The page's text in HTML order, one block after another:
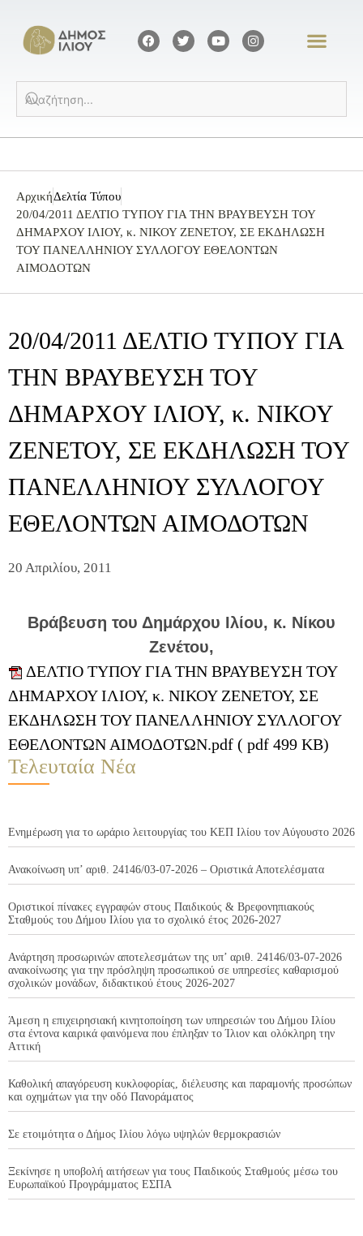
ΑρχικήΔελτία Τύπου
20/04/2011 ΔΕΛΤΙΟ ΤΥΠΟΥ ΓΙΑ ΤΗΝ ΒΡΑΥΒΕΥΣΗ ΤΟΥ
ΔΗΜΑΡΧΟΥ ΙΛΙΟΥ, κ. ΝΙΚΟΥ ΖΕΝΕΤΟΥ, ΣΕ ΕΚΔΗΛΩΣΗ
ΤΟΥ ΠΑΝΕΛΛΗΝΙΟΥ ΣΥΛΛΟΓΟΥ ΕΘΕΛΟΝΤΩΝ
ΑΙΜΟΔΟΤΩΝ
20/04/2011 ΔΕΛΤΙΟ ΤΥΠΟΥ ΓΙΑ
ΤΗΝ ΒΡΑΥΒΕΥΣΗ ΤΟΥ
ΔΗΜΑΡΧΟΥ ΙΛΙΟΥ, κ. ΝΙΚΟΥ
ΖΕΝΕΤΟΥ, ΣΕ ΕΚΔΗΛΩΣΗ ΤΟΥ
ΠΑΝΕΛΛΗΝΙΟΥ ΣΥΛΛΟΓΟΥ
ΕΘΕΛΟΝΤΩΝ ΑΙΜΟΔΟΤΩΝ
20 Απριλίου, 2011
Βράβευση του Δημάρχου Ιλίου, κ. Νίκου
Ζενέτου,
ΔΕΛΤΙΟ ΤΥΠΟΥ ΓΙΑ ΤΗΝ ΒΡΑΥΒΕΥΣΗ ΤΟΥ
ΔΗΜΑΡΧΟΥ ΙΛΙΟΥ, κ. ΝΙΚΟΥ ΖΕΝΕΤΟΥ, ΣΕ
ΕΚΔΗΛΩΣΗ ΤΟΥ ΠΑΝΕΛΛΗΝΙΟΥ ΣΥΛΛΟΓΟΥ
ΕΘΕΛΟΝΤΩΝ ΑΙΜΟΔΟΤΩΝ.pdf ( pdf 499 KB)
Τελευταία Νέα
Ενημέρωση για το ωράριο λειτουργίας του ΚΕΠ Ιλίου τον Αύγουστο 2026
Ανακοίνωση υπ’ αριθ. 24146/03-07-2026 – Οριστικά Αποτελέσματα
Οριστικοί πίνακες εγγραφών στους Παιδικούς & Βρεφονηπιακούς
Σταθμούς του Δήμου Ιλίου για το σχολικό έτος 2026-2027
Ανάρτηση προσωρινών αποτελεσμάτων της υπ’ αριθ. 24146/03-07-2026
ανακοίνωσης για την πρόσληψη προσωπικού σε υπηρεσίες καθαρισμού
σχολικών μονάδων, διδακτικού έτους 2026-2027
Άμεση η επιχειρησιακή κινητοποίηση των υπηρεσιών του Δήμου Ιλίου
στα έντονα καιρικά φαινόμενα που έπληξαν το Ίλιον και ολόκληρη την
Αττική
Καθολική απαγόρευση κυκλοφορίας, διέλευσης και παραμονής προσώπων
και οχημάτων για την οδό Πανοράματος
Σε ετοιμότητα ο Δήμος Ιλίου λόγω υψηλών θερμοκρασιών
Ξεκίνησε η υποβολή αιτήσεων για τους Παιδικούς Σταθμούς μέσω του
Ευρωπαϊκού Προγράμματος ΕΣΠΑ